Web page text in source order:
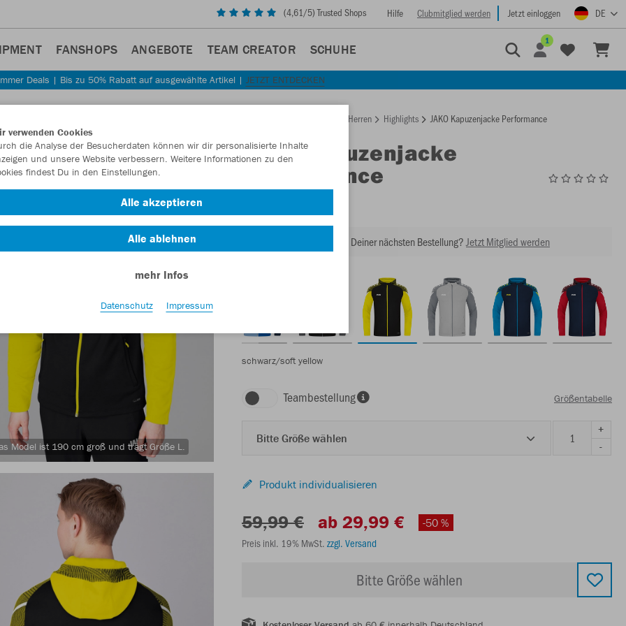
(4,61/5) Trusted Shops Hilfe Clubmitglied werden Jetzt einloggen DE
FANSHOPS ANGEBOTE TEAM CREATOR SCHUHE
1
Deals | Bis zu 50% Rabatt auf ausgewählte Artikel | JETZT ENTDECKEN
Model ist 190 cm groß und trägt Größe L.
Herren Highlights JAKO Kapuzenjacke Performance
JAKOKapuzenjacke
Performance
Lust auf 30% Rabatt bei Deiner nächsten Bestellung? Jetzt Mitglied werden
schwarz/soft yellow
Teambestellung Größentabelle
Bitte Größe wählen
+
-
Produkt individualisieren
59,99 € ab 29,99 €
-50 %
Preis inkl. 19% MwSt. zzgl. Versand
Bitte Größe wählen
verwenden Cookies
die Analyse der Besucherdaten können wir dir personalisierte Inhalte
und unsere Website verbessern. Weitere Informationen zu den
findest Du in den Einstellungen.
Alle akzeptieren
Alle ablehnen
mehr Infos
Datenschutz Impressum